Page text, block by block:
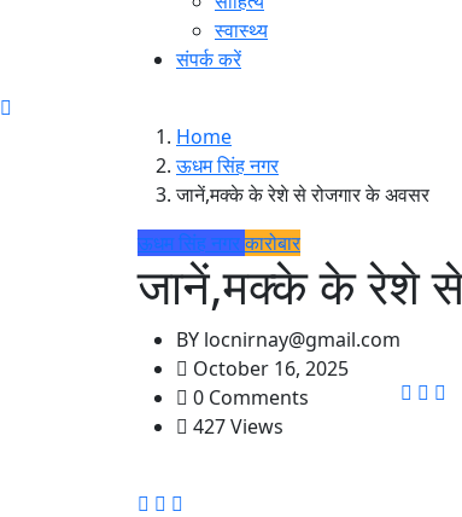
स्वास्थ्य
संपर्क करें
Home
ऊधम सिंह नगर
जानें,मक्के के रेशे से रोजगार के अवसर
ऊधम सिंह नगरकारोबार
जानें,मक्के के रेशे
BY locnirnay@gmail.com
October 16, 2025
0 Comments
427 Views